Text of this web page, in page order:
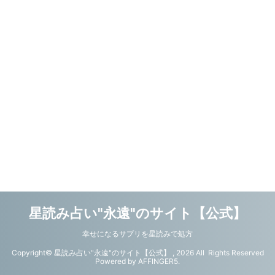
星読み占い"永遠"のサイト【公式】
幸せになるサプリを星読みで処方
Copyright© 星読み占い"永遠"のサイト【公式】 , 2026 All Rights Reserved
Powered by AFFINGER5.